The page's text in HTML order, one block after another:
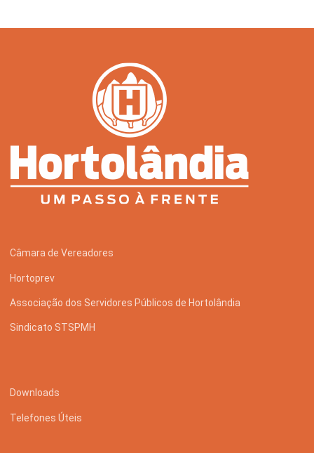
Câmara de Vereadores
Hortoprev
Associação dos Servidores Públicos de Hortolândia
Sindicato STSPMH
Downloads
Telefones Úteis